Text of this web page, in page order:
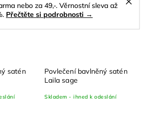
nebo za 49,-. Věrnostní sleva až
Přečtěte si podrobnosti →
satén
Povlečení bavlněný satén
Laila sage
Skladem - ihned k odeslání